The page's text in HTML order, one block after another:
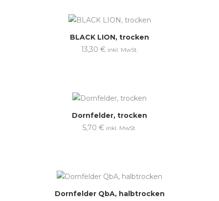
Nicht vorrätig
BLACK LION, trocken
13,30 € inkl. MwSt.
Dornfelder, trocken
5,70 € inkl. MwSt.
Nicht vorrätig
Dornfelder QbA, halbtrocken